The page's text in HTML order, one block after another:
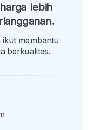
lebih
membantu
berkualitas.